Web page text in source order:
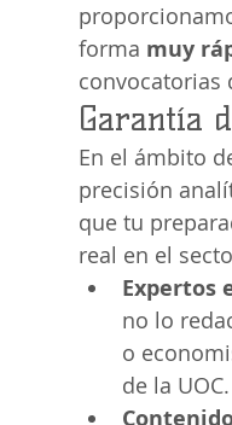
forma muy
convocatorias
Garantía
En el ámbito
precisión
que tu
real en el
Expertos
no lo
o
de la UOC.